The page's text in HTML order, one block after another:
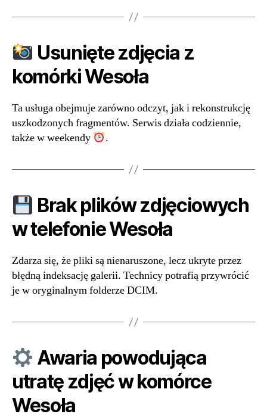
Usunięte zdjęcia z
komórki Wesoła
Ta usługa obejmuje zarówno odczyt, jak i rekonstrukcję
uszkodzonych fragmentów. Serwis działa codziennie,
także w weekendy
.
Brak plików zdjęciowych
w telefonie Wesoła
Zdarza się, że pliki są nienaruszone, lecz ukryte przez
błędną indeksację galerii. Technicy potrafią przywrócić
je w oryginalnym folderze DCIM.
Awaria powodująca
utratę zdjęć w komórce
Wesoła